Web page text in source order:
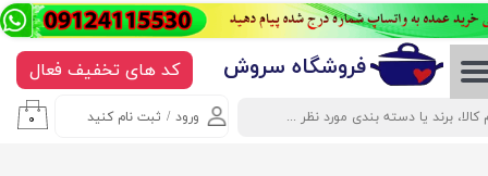
ورود / ثبت نام کنید
حساب کاربری من
تغییر گذر واژه
۰
​​​​​​​​فروشگاه سروش کد های تخفیف فعال